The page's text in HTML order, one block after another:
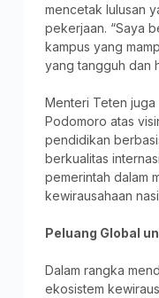
mencetak lulusan
pekerjaan. “Saya
kampus yang
yang tangguh dan
Menteri Teten juga
Podomoro atas
pendidikan
berkualitas
pemerintah dalam
kewirausahaan
Peluang Global
Dalam rangka
ekosistem